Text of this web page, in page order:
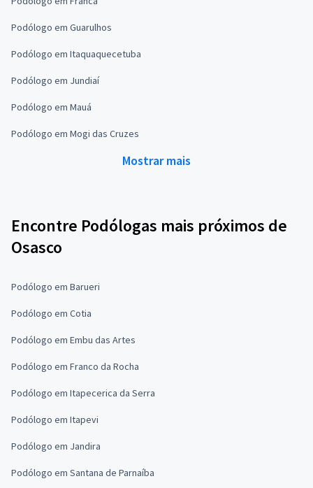
Podólogo em Guarulhos
Podólogo em Itaquaquecetuba
Podólogo em Jundiaí
Podólogo em Mauá
Podólogo em Mogi das Cruzes
Mostrar mais
Encontre Podólogas mais próximos de
Osasco
Podólogo em Barueri
Podólogo em Cotia
Podólogo em Embu das Artes
Podólogo em Franco da Rocha
Podólogo em Itapecerica da Serra
Podólogo em Itapevi
Podólogo em Jandira
Podólogo em Santana de Parnaíba